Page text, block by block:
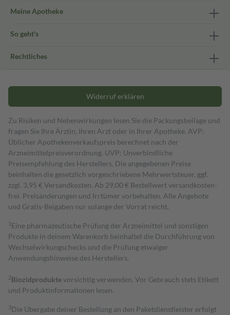
Meine Apotheke
So geht's
Rechtliches
Widerruf erklären
Zu Risiken und Nebenwirkungen lesen Sie die Packungsbeilage und
fragen Sie Ihre Ärztin, Ihren Arzt oder in Ihrer Apotheke. AVP:
Üblicher Apothekenverkaufspreis berechnet nach der
Arzneimittelpreisverordnung. UVP: Unverbindliche
Preisempfehlung des Herstellers. Die angegebenen Preise
beinhalten die gesetzlich vorgeschriebene Mehrwertsteuer, ggf.
zzgl. 3,95 € Versandkosten. Ab 29,00 € Bestell­wert versand­kosten­
frei. Preisänderungen und Irrtümer vorbehalten. Alle Angebote
und Gratis-Beigaben nur solange der Vorrat reicht.
1 Eine pharmazeutische Prüfung der Arzneimittel und sonstigen
Produkte in deinem Warenkorb beinhaltet die Durchführung von
Wechselwirkungschecks und die Prüfung etwaiger
Anwendungshinweise des Herstellers.
2Biozidproduktevorsichtig verwenden. Vor Gebrauch stets Etikett
und Produktinformationen lesen.
3Die Übergabe deiner Bestellung an den Paketdienstleister erfolgt